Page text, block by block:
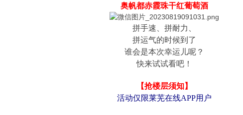
奥帆都赤霞珠干红葡萄酒
拼手速、拼耐力、
拼运气的时候到了
谁会是本次幸运儿呢？
快来试试看吧！
【抢楼层须知】
活动仅限莱芜在线APP用户